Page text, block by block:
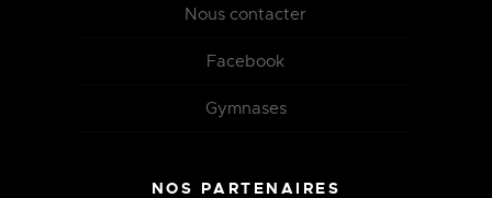
Nous contacter
Facebook
Gymnases
NOS PARTENAIRES